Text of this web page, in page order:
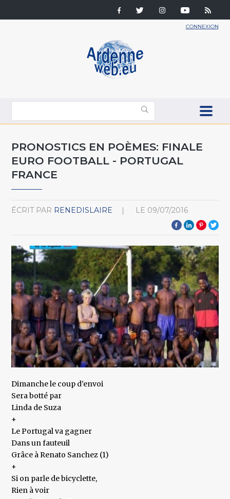
CONNEXION
PRONOSTICS EN POÈMES: FINALE
EURO FOOTBALL - PORTUGAL
FRANCE
ÉCRIT PAR RENEDISLAIRE LE 09/07/2016
Dimanche le coup d’envoi
Sera botté par
Linda de Suza
+
Le Portugal va gagner
Dans un fauteuil
Grâce à Renato Sanchez (1)
+
Si on parle de bicyclette,
Rien à voir